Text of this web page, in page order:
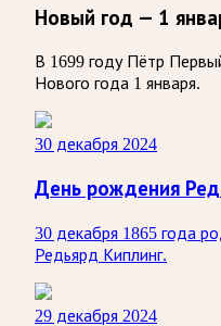
Новый год — 1
В 1699 году Пётр
Нового года 1 января.
30 декабря 2024
День рождения
30 декабря 1865 года
Редьярд Киплинг.
29 декабря 2024